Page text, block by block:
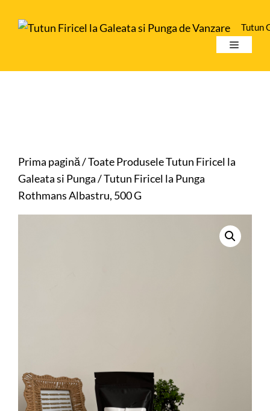
Tutun
Meniu
Prima pagină/Toate Produsele Tutun Firicel la
Galeata si Punga/ Tutun Firicel la Punga
Rothmans Albastru, 500 G